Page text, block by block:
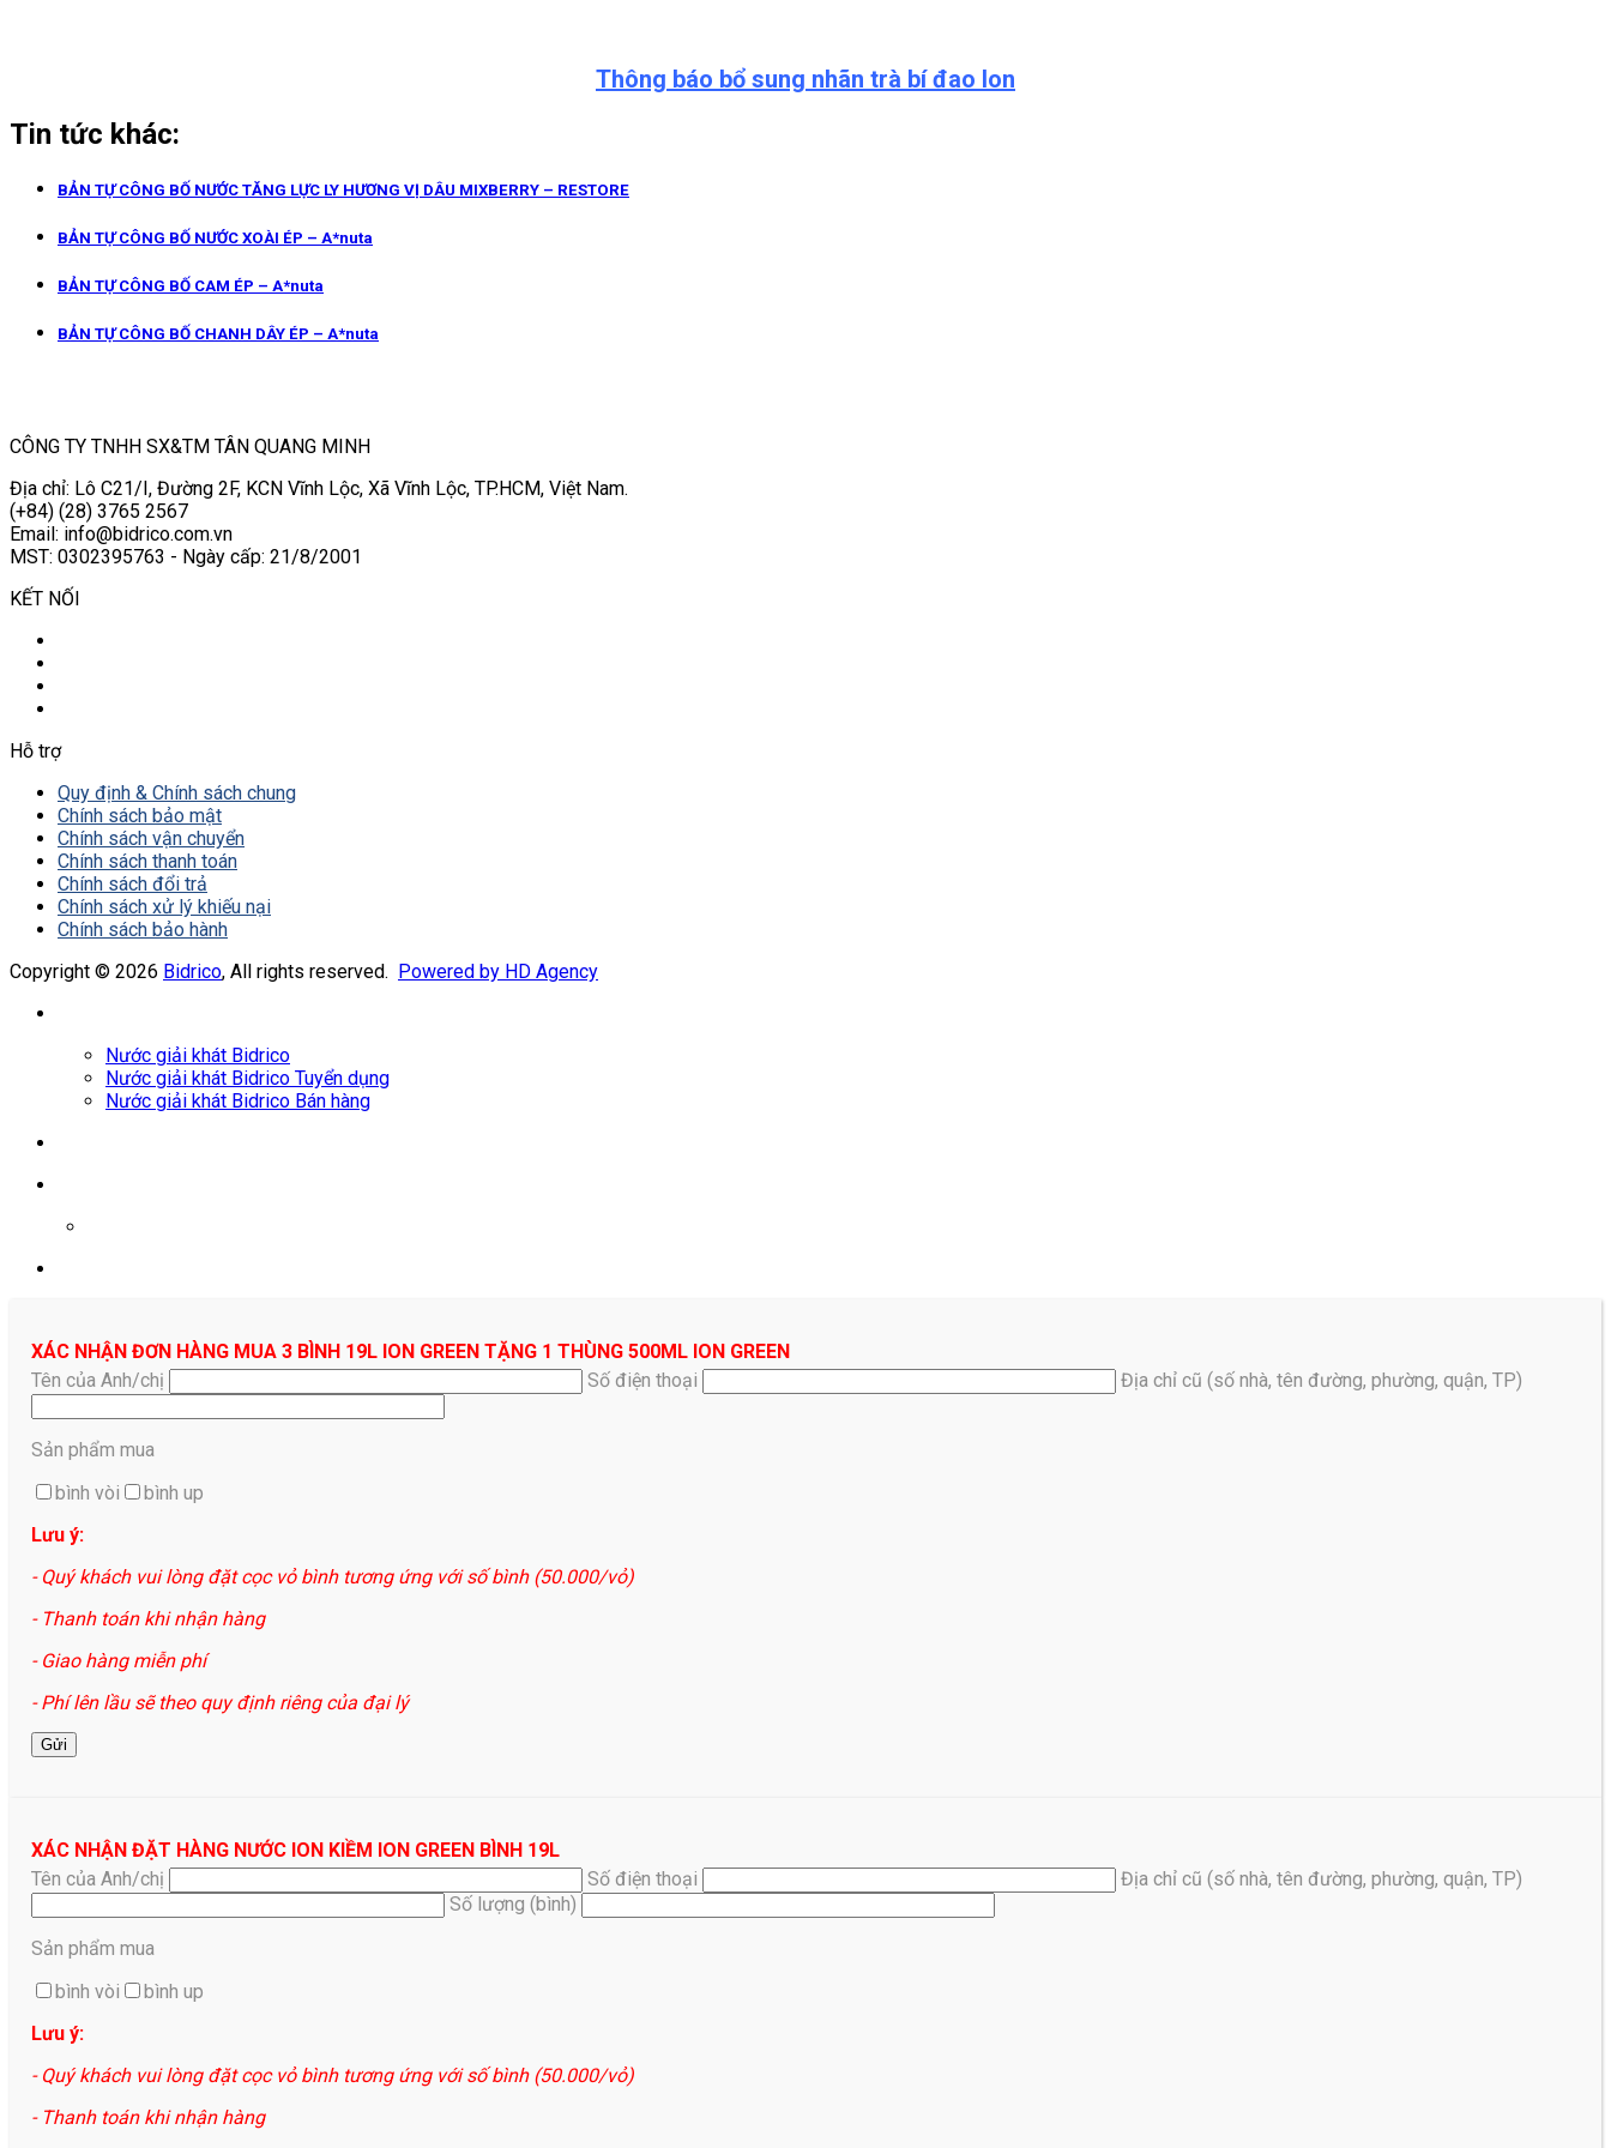
Thông báo bổ sung nhãn trà bí đao lon
Tin tức khác:
BẢN TỰ CÔNG BỐ NƯỚC TĂNG LỰC LY HƯƠNG VỊ DÂU MIXBERRY – RESTORE
BẢN TỰ CÔNG BỐ NƯỚC XOÀI ÉP – A*nuta
BẢN TỰ CÔNG BỐ CAM ÉP – A*nuta
BẢN TỰ CÔNG BỐ CHANH DÂY ÉP – A*nuta
CÔNG TY TNHH SX&TM TÂN QUANG MINH
Địa chỉ: Lô C21/I, Đường 2F, KCN Vĩnh Lộc, Xã Vĩnh Lộc, TP.HCM, Việt Nam.
(+84) (28) 3765 2567
Email: info@bidrico.com.vn
MST: 0302395763 - Ngày cấp: 21/8/2001
KẾT NỐI
Hỗ trợ
Quy định & Chính sách chung
Chính sách bảo mật
Chính sách vận chuyển
Chính sách thanh toán
Chính sách đổi trả
Chính sách xử lý khiếu nại
Chính sách bảo hành
Copyright © 2026 Bidrico, All rights reserved. Powered by HD Agency
Nước giải khát Bidrico
Nước giải khát Bidrico Tuyển dụng
Nước giải khát Bidrico Bán hàng
XÁC NHẬN ĐƠN HÀNG MUA 3 BÌNH 19L ION GREEN TẶNG 1 THÙNG 500ML ION GREEN
Tên của Anh/chị
Số điện thoại Địa chỉ cũ (số nhà, tên đường, phường, quận, TP)
Sản phẩm mua
bình vòi
bình up
Lưu ý:
- Quý khách vui lòng đặt cọc vỏ bình tương ứng với số bình (50.000/vỏ)
- Thanh toán khi nhận hàng
- Giao hàng miễn phí
- Phí lên lầu sẽ theo quy định riêng của đại lý
XÁC NHẬN ĐẶT HÀNG NƯỚC ION KIỀM ION GREEN BÌNH 19L
Tên của Anh/chị
Số điện thoại
Địa chỉ cũ (số nhà, tên đường, phường, quận, TP)
Số lượng (bình)
Sản phẩm mua
bình vòi
bình up
Lưu ý:
- Quý khách vui lòng đặt cọc vỏ bình tương ứng với số bình (50.000/vỏ)
- Thanh toán khi nhận hàng